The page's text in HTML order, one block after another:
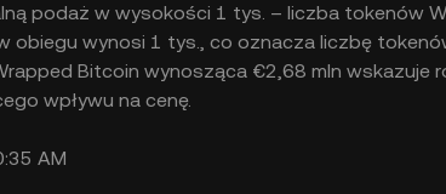
podaż w wysokości 1 tys. – liczba tokenów
obiegu wynosi 1 tys., co oznacza liczbę
Bitcoin wynosząca €2,68 mln wskazuje
wpływu na cenę.
AM